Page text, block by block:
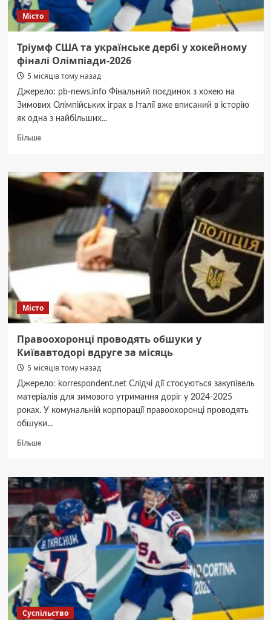
Місто
Тріумф США та українське дербі у хокейному
фіналі Олімпіади-2026
5 місяців тому назад
Джерело: pb-news.info Фінальний поєдинок з хокею на
Зимових Олімпійських іграх в Італії вже вписаний в історію
як одна з найбільших...
БільшеДокладніше
США
та
українське
у
фіналі
Олімпіади-2026
Місто
Правоохоронці проводять обшуки у
Київавтодорі вдруге за місяць
5 місяців тому назад
Джерело: korrespondent.net Слідчі дії стосуються закупівель
матеріалів для зимового утримання доріг у 2024-2025
роках. У комунальній корпорації правоохоронці проводять
обшуки...
БільшеДокладніше
проводять
обшуки
Київавтодорі
вдруге
за
місяць
Суспільство